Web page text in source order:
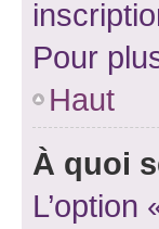
Pour
Haut
À quoi